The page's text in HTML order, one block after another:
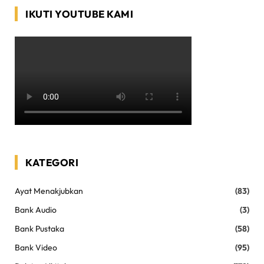
IKUTI YOUTUBE KAMI
KATEGORI
Ayat Menakjubkan
(83)
Bank Audio
(3)
Bank Pustaka
(58)
Bank Video
(95)